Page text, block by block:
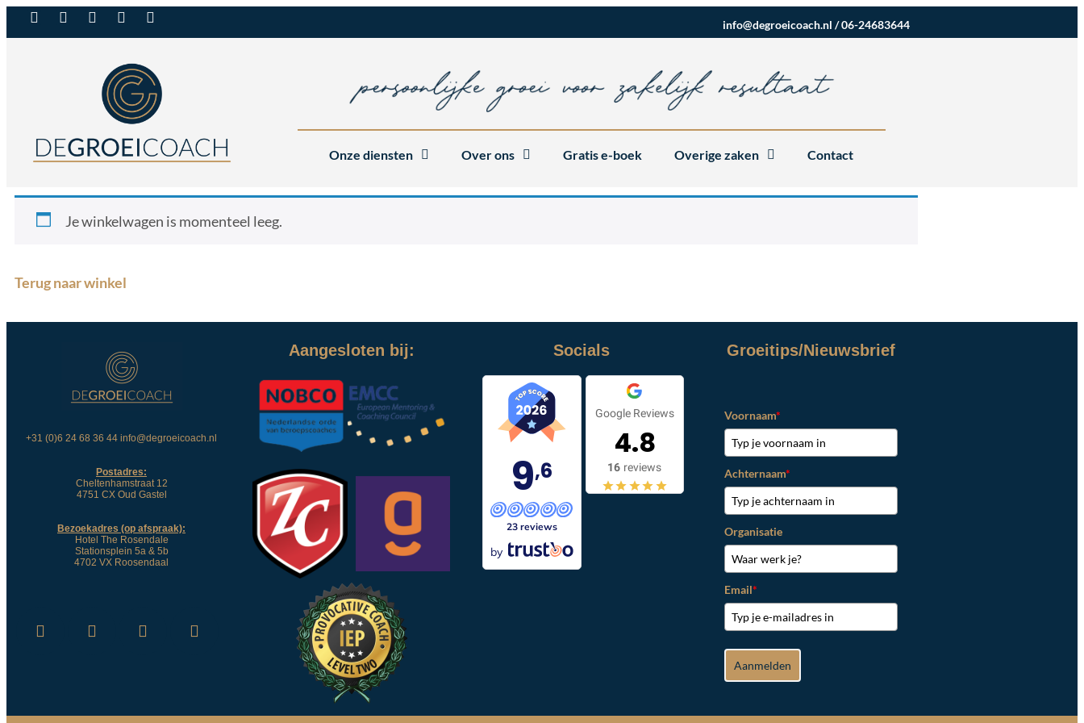
info@degroeicoach.nl /06-24683644
Onze diensten Over ons Gratis e-boek Overige zaken Contact
Je winkelwagen is momenteel leeg.
Terug naar winkel
+31 (0)6 24 68 36 44 info@degroeicoach.nl
Postadres:
Cheltenhamstraat 12
4751 CX Oud Gastel
Bezoekadres (op afspraak):
Hotel The Rosendale
Stationsplein 5a & 5b
4702 VX Roosendaal
Aangesloten bij: Socials
9,6
23 reviews
by
Google Reviews
4.8
16 reviews
Groeitips/Nieuwsbrief
Voornaam*
Achternaam*
Organisatie
Email*
Aanmelden